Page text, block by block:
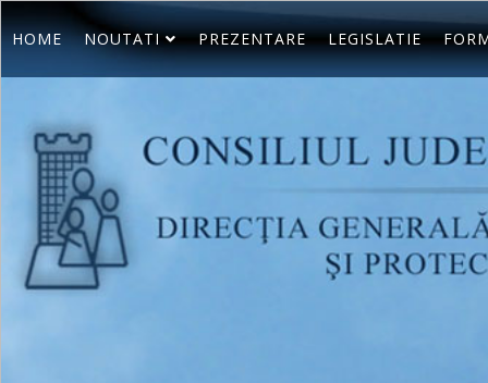
HOME NOUTATI PREZENTARE LEGISLATIE